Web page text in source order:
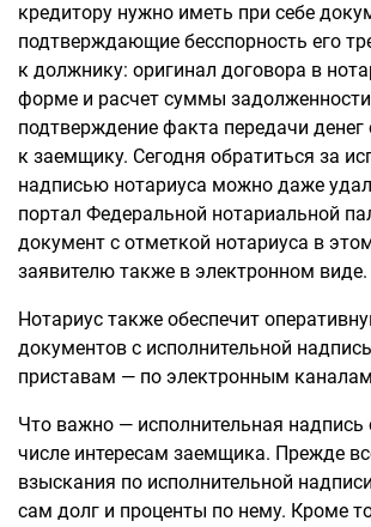
кредитору нужно иметь при себе
подтверждающие бесспорность его
к должнику: оригинал договора в
форме и расчет суммы
подтверждение факта передачи денег
к заемщику. Сегодня обратиться за
надписью нотариуса можно даже
портал Федеральной нотариальной
документ с отметкой нотариуса в
заявителю также в электронном виде.
Нотариус также обеспечит
документов с исполнительной
приставам — по электронным
Что важно — исполнительная надпись
числе интересам заемщика. Прежде
взыскания по исполнительной
сам долг и проценты по нему. Кроме